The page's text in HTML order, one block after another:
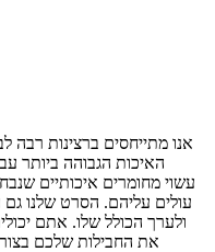
אנו מתייחסים ברצינות רבה
האיכות הגבוהה ביותר
עשוי מחומרים איכותיים
עולים עליהם. הסרט שלנו גם
ולערך הכולל שלו. אתם
את החבילות שלכם